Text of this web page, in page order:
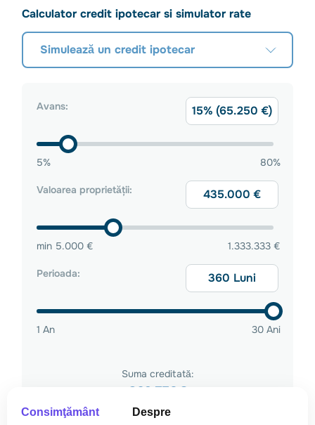
Consimţământ Despre